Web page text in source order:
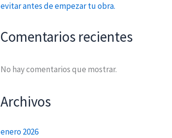
evitar antes de empezar tu obra.
Comentarios recientes
No hay comentarios que mostrar.
Archivos
enero 2026